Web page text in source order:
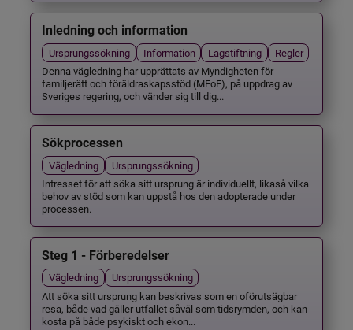
Inledning och information
Ursprungssökning Information Lagstiftning
Regler
Denna vägledning har upprättats av Myndigheten för
familjerätt och föräldraskapsstöd (MFoF), på uppdrag av
Sveriges regering, och vänder sig till dig...
Sökprocessen
Vägledning
Ursprungssökning
Intresset för att söka sitt ursprung är individuellt, likaså vilka
behov av stöd som kan uppstå hos den adopterade under
processen.
Steg 1 - Förberedelser
Vägledning
Ursprungssökning
Att söka sitt ursprung kan beskrivas som en oförutsägbar
resa, både vad gäller utfallet såväl som tidsrymden, och kan
kosta på både psykiskt och ekon...